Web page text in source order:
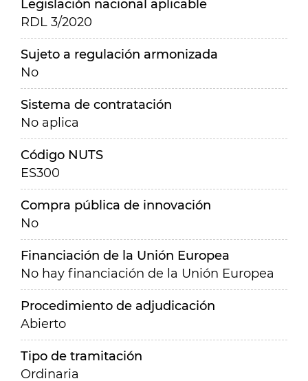
Legislación nacional aplicable
RDL 3/2020
Sujeto a regulación armonizada
No
Sistema de contratación
No aplica
Código NUTS
ES300
Compra pública de innovación
No
Financiación de la Unión Europea
No hay financiación de la Unión Europea
Procedimiento de adjudicación
Abierto
Tipo de tramitación
Ordinaria